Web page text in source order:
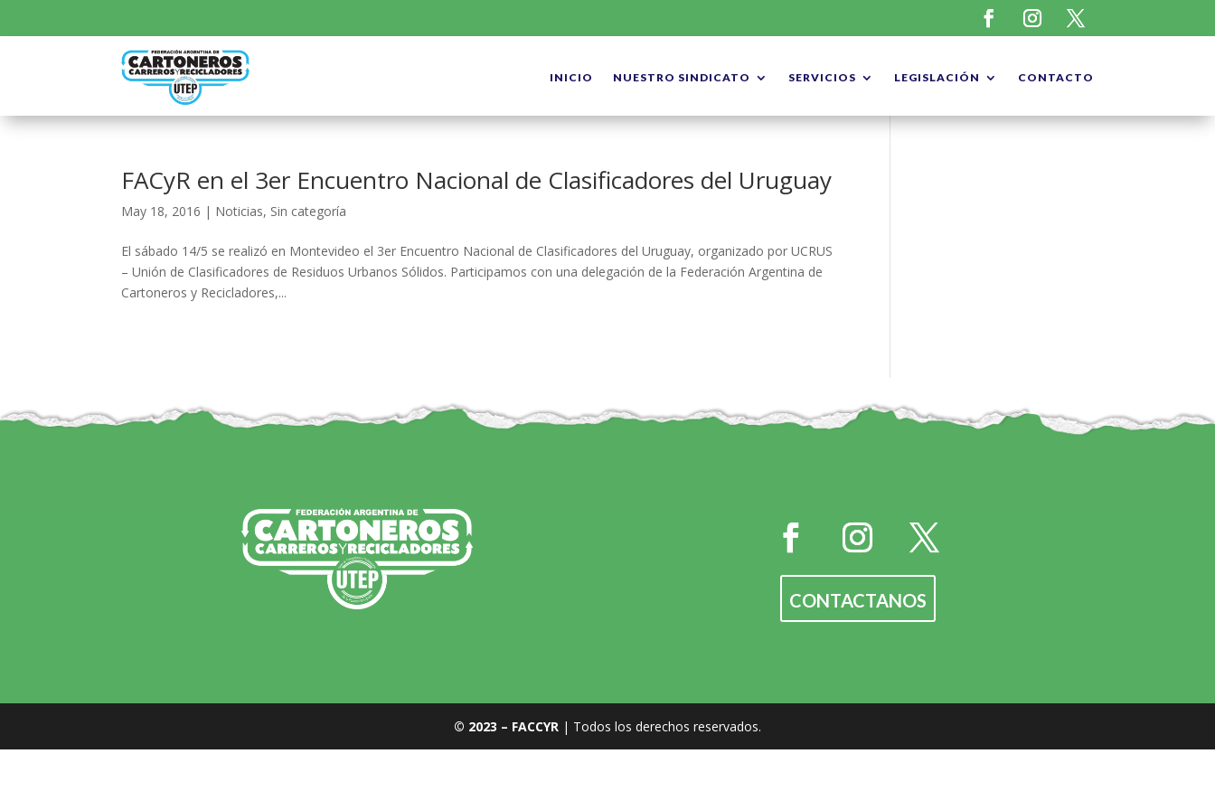
INICIO NUESTRO SINDICATO SERVICIOS LEGISLACIÓN CONTACTO
FACyR en el 3er Encuentro Nacional de Clasificadores del Uruguay
May 18, 2016 | Noticias, Sin categoría
El sábado 14/5 se realizó en Montevideo el 3er Encuentro Nacional de Clasificadores del Uruguay, organizado por UCRUS
– Unión de Clasificadores de Residuos Urbanos Sólidos. Participamos con una delegación de la Federación Argentina de
Cartoneros y Recicladores,...
CONTACTANOS
© 2023 – FACCYR | Todos los derechos reservados.